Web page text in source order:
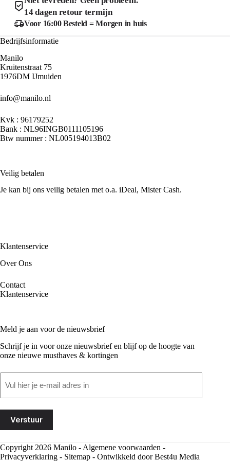
de
productpagina
14 dagen retour termijn
Voor 16:00 Besteld = Morgen in huis
Bedrijfsinformatie
Manilo
Kruitenstraat 75
1976DM IJmuiden
info@manilo.nl
Kvk : 96179252
Bank : NL96INGB0111105196
Btw nummer : NL005194013B02
Veilig betalen
Je kan bij ons veilig betalen met o.a. iDeal, Mister Cash.
Klantenservice
Over Ons
Contact
Klantenservice
Meld je aan voor de nieuwsbrief
Schrijf je in voor onze nieuwsbrief en blijf op de hoogte van
onze nieuwe musthaves & kortingen
(Vereist)
Copyright 2026 Manilo - Algemene voorwaarden -
Privacyverklaring - Sitemap - Ontwikkeld doorBest4u Media